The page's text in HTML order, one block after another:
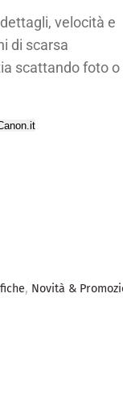
velocità e
di scarsa
scattando foto o
, Novità &